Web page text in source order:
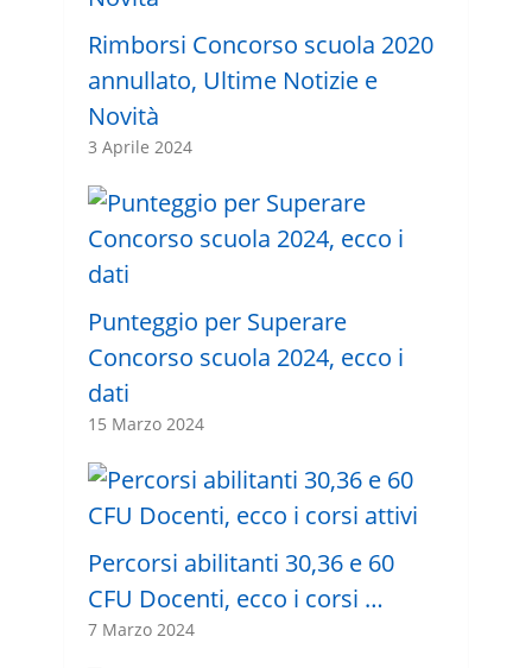
Rimborsi Concorso scuola 2020
annullato, Ultime Notizie e
Novità
3 Aprile 2024
Punteggio per Superare
Concorso scuola 2024, ecco i
dati
15 Marzo 2024
Percorsi abilitanti 30,36 e 60
CFU Docenti, ecco i corsi …
7 Marzo 2024